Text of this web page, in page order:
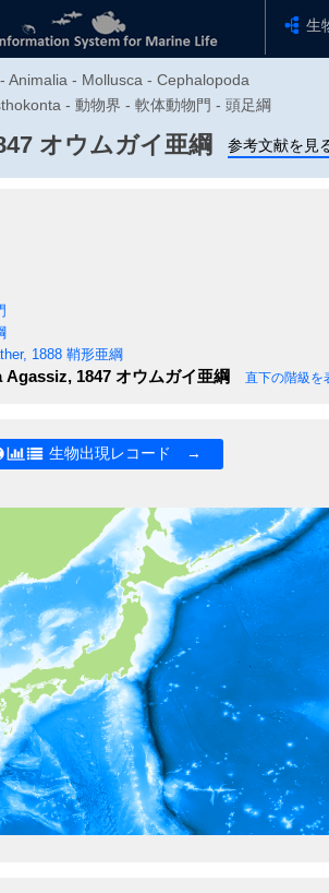
生
Animalia - Mollusca - Cephalopoda
- 動物界 - 軟体動物門 - 頭足綱
オウムガイ亜綱 参考文献を見
1888 鞘形亜綱
Agassiz, 1847 オウムガイ亜綱 直下の階級を
生物出現レコード →